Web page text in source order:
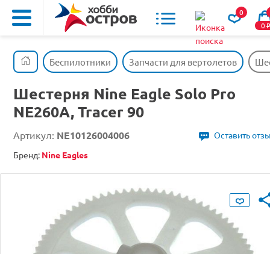
0
0o
Беспилотники Запчасти для вертолетов
Шестерня Nine Eagle Solo Pro
NE260A, Tracer 90
Артикул: NE10126004006
Оставить
Бренд: Nine Eagles